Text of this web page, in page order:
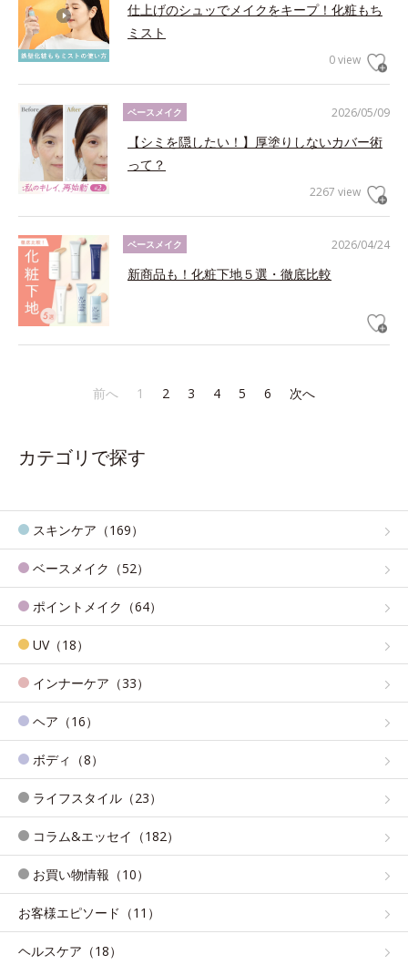
仕上げのシュッでメイクをキープ！化粧もち
ミスト
0 view
2026/05/09
ベースメイク
【シミを隠したい！】厚塗りしないカバー術
って？
2267 view
2026/04/24
ベースメイク
新商品も！化粧下地５選・徹底比較
前へ 1 2 3 4 5 6 次へ
カテゴリで探す
スキンケア（169）
ベースメイク（52）
ポイントメイク（64）
UV（18）
インナーケア（33）
ヘア（16）
ボディ（8）
ライフスタイル（23）
コラム&エッセイ（182）
お買い物情報（10）
お客様エピソード（11）
ヘルスケア（18）